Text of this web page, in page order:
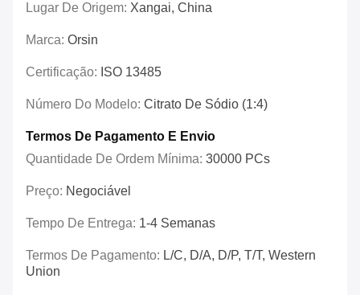
Lugar De Origem: Xangai, China
Marca: Orsin
Certificação: ISO 13485
Número Do Modelo: Citrato De Sódio (1:4)
Termos De Pagamento E Envio
Quantidade De Ordem Mínima: 30000 PCs
Preço: Negociável
Tempo De Entrega: 1-4 Semanas
Termos De Pagamento: L/C, D/A, D/P, T/T, Western
Union